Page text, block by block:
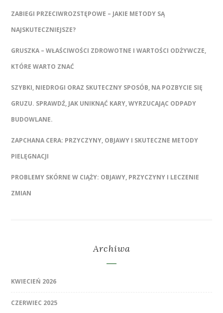
ZABIEGI PRZECIWROZSTĘPOWE – JAKIE METODY SĄ
NAJSKUTECZNIEJSZE?
GRUSZKA – WŁAŚCIWOŚCI ZDROWOTNE I WARTOŚCI ODŻYWCZE,
KTÓRE WARTO ZNAĆ
SZYBKI, NIEDROGI ORAZ SKUTECZNY SPOSÓB, NA POZBYCIE SIĘ
GRUZU. SPRAWDŹ, JAK UNIKNĄĆ KARY, WYRZUCAJĄC ODPADY
BUDOWLANE.
ZAPCHANA CERA: PRZYCZYNY, OBJAWY I SKUTECZNE METODY
PIELĘGNACJI
PROBLEMY SKÓRNE W CIĄŻY: OBJAWY, PRZYCZYNY I LECZENIE
ZMIAN
Archiwa
KWIECIEŃ 2026
CZERWIEC 2025